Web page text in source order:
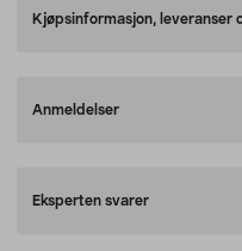
Kjøpsinformasjon, leveranser
Anmeldelser
Eksperten svarer